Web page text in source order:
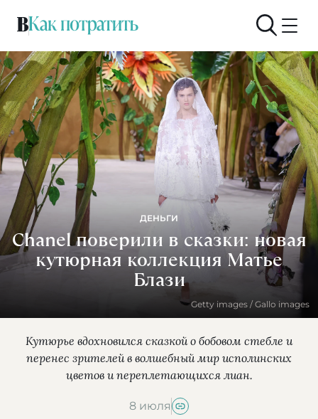
ДЕНЬГИ
Chanel поверили в сказки: новая
кутюрная коллекция Матье
Блази
Getty images / Gallo images
Кутюрье вдохновился сказкой о бобовом стебле и
перенес зрителей в волшебный мир исполинских
цветов и переплетающихся лиан.
8 июля